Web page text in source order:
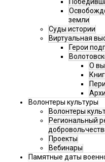
земли
Суды истории
Виртуальная
Герои
О
Волонтеры культуры
Волонтеры
Региональный
Проекты
Вебинары
Памятные даты